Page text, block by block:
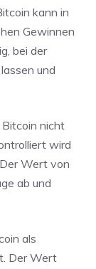
kann in
Gewinnen
bei der
und
nicht
wird
Wert von
ab und
als
Der Wert